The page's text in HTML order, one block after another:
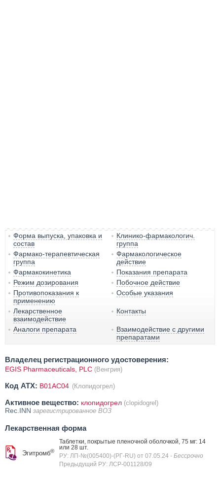
Форма выпуска, упаковка и
состав
Клинико-фармакологич.
группа
Фармако-терапевтическая
группа
Фармакологическое
действие
Фармакокинетика
Показания препарата
Режим дозирования
Побочное действие
Противопоказания к
применению
Особые указания
Лекарственное
взаимодействие
Контакты
Аналоги препарата
Взаимодействие с другими
препаратами
Владелец регистрационного удостоверения:
EGIS Pharmaceuticals, PLC (Венгрия)
Код ATX: B01AC04 (Клопидогрел)
Активное вещество: клопидогрел (clopidogrel)
Rec.INN зарегистрированное ВОЗ
Лекарственная форма
Эгитромб®
Таблетки, покрытые пленочной оболочкой, 75 мг: 14
или 28 шт.
РУ: ЛП-№(005400)-(РГ-RU) от 07.05.24 - Бессрочно
Предыдущий РУ: ЛСР-001128/09